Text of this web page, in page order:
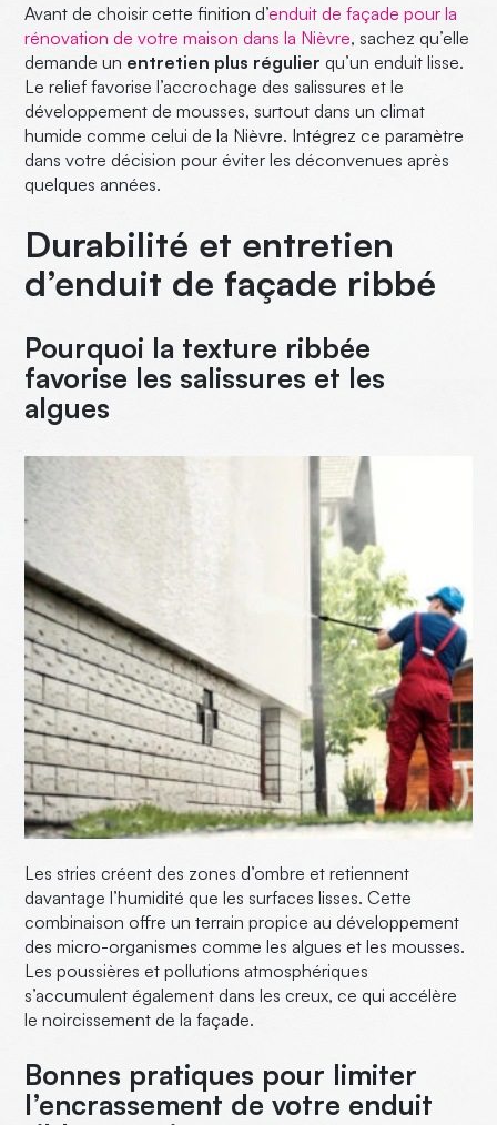
Avant de choisir cette finition d’enduit de façade pour la
rénovation de votre maison dans la Nièvre, sachez qu’elle
demande un entretien plus régulier qu’un enduit lisse.
Le relief favorise l’accrochage des salissures et le
développement de mousses, surtout dans un climat
humide comme celui de la Nièvre. Intégrez ce paramètre
dans votre décision pour éviter les déconvenues après
quelques années.
Durabilité et entretien
d’enduit de façade ribbé
Pourquoi la texture ribbée
favorise les salissures et les
algues
Les stries créent des zones d’ombre et retiennent
davantage l’humidité que les surfaces lisses. Cette
combinaison offre un terrain propice au développement
des micro-organismes comme les algues et les mousses.
Les poussières et pollutions atmosphériques
s’accumulent également dans les creux, ce qui accélère
le noircissement de la façade.
Bonnes pratiques pour limiter
l’encrassement de votre enduit